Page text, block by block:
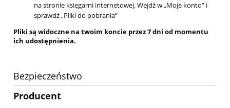
na stronie księgarni internetowej. Wejdź w „Moje konto” i
sprawdź „Pliki do pobrania”
Pliki są widoczne na twoim koncie przez 7 dni od momentu
ich udostępnienia.
Bezpieczeństwo
Producent